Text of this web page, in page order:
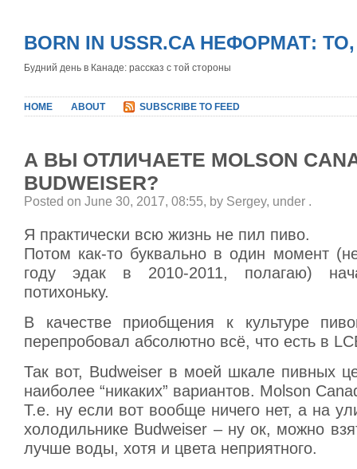
BORN IN USSR.CA НЕФОРМАТ:
Будний день в Канаде: рассказ с той стороны
HOME ABOUT SUBSCRIBE TO FEED
А ВЫ ОТЛИЧАЕТЕ MOLSON
BUDWEISER?
Posted on June 30, 2017, 08:55, by Sergey, under .
Я практически всю жизнь не пил пиво.
Потом как-то буквально в один момент
году эдак в 2010-2011, полагаю)
потихоньку.
В качестве приобщения к культуре
перепробовал абсолютно всё, что есть в
Так вот, Budweiser в моей шкале пивных
наиболее “никаких” вариантов. Molson
Т.е. ну если вот вообще ничего нет, а на
холодильнике Budweiser – ну ок, можно
лучше воды, хотя и цвета неприятного.